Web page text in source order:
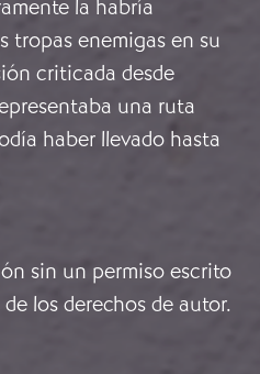
la habría
tropas enemigas en su
criticada desde
una ruta
haber llevado hasta
sin un permiso escrito
los derechos de autor.